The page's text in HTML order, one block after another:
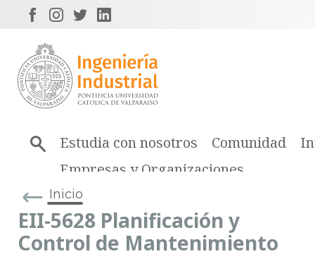
Estudia con nosotros Comunidad
Empresas y Organizaciones
Inicio
EII-5628 Planificación y
Control de Mantenimiento